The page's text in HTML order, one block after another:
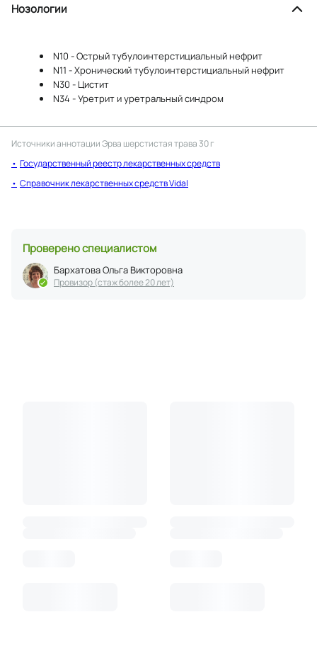
Нозологии
N10 - Острый тубулоинтерстициальный нефрит
N11 - Хронический тубулоинтерстициальный нефрит
N30 - Цистит
N34 - Уретрит и уретральный синдром
Источники аннотацииЭрва шерстистая трава 30 г
Государственный реестр лекарственных средств
Справочник лекарственных средств Vidal
Проверено специалистом
Бархатова Ольга Викторовна
Провизор (стаж более 20 лет)